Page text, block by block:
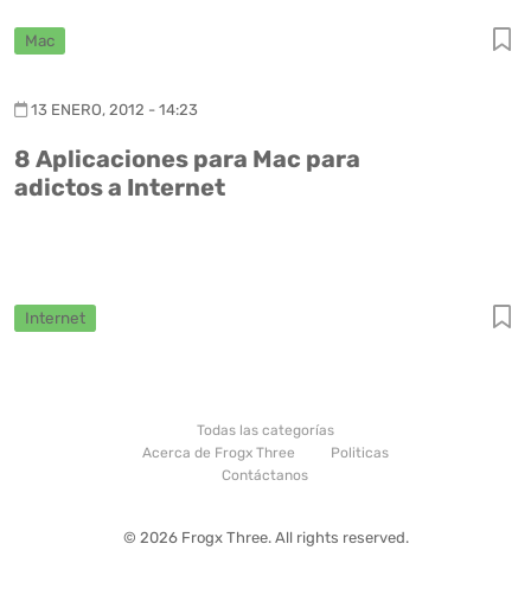
Mac
13 ENERO, 2012 - 14:23
8 Aplicaciones para Mac para
adictos a Internet
Internet
Todas las categorías
Acerca de Frogx Three
Politicas
Contáctanos
© 2026 Frogx Three. All rights reserved.